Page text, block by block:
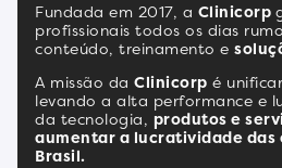
Fundada em 2017, a Clinicorp
profissionais todos os dias
conteúdo, treinamento e
A missão da Clinicorp é
levando a alta performance e
da tecnologia, produtos e
aumentar a lucratividade das
Brasil.